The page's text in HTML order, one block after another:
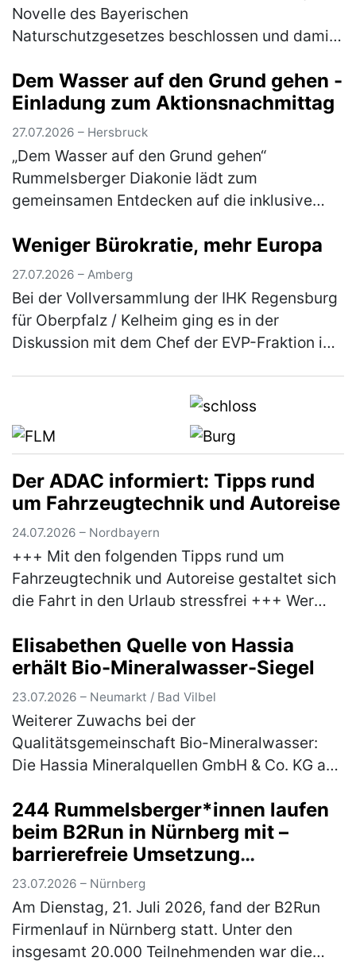
Novelle des Bayerischen
Naturschutzgesetzes beschlossen und damit
Landtag nach der Sommerpause freigemacht.
"Der B…(mehr)
Dem Wasser auf den Grund gehen -
Einladung zum Aktionsnachmittag
27.07.2026 – Hersbruck
„Dem Wasser auf den Grund gehen“
Rummelsberger Diakonie lädt zum
gemeinsamen Entdecken auf die inklusive
ein Dem Element Wasser gehen die
Teilnehmer*innen am Mitt…
Weniger Bürokratie, mehr Europa
27.07.2026 – Amberg
Bei der Vollversammlung der IHK Regensburg
für Oberpfalz / Kelheim ging es in der
Diskussion mit dem Chef der EVP-Fraktion im
Der ADAC informiert: Tipps rund
um Fahrzeugtechnik und Autoreise
24.07.2026 – Nordbayern
+++ Mit den folgenden Tipps rund um
Fahrzeugtechnik und Autoreise gestaltet sich
die Fahrt in den Urlaub stressfrei +++ Wer
Sommerferienbeginns nächste Woche mit
dem Aut…(mehr)
Elisabethen Quelle von Hassia
erhält Bio-Mineralwasser-Siegel
23.07.2026 – Neumarkt / Bad Vilbel
Weiterer Zuwachs bei der
Qualitätsgemeinschaft Bio-Mineralwasser:
Die Hassia Mineralquellen GmbH & Co. KG aus
Mineralwassermarke „Elisabethen Quelle“ das
begehrte…(mehr)
244 Rummelsberger*innen laufen
beim B2Run in Nürnberg mit –
barrierefreie Umsetzung
ermöglichte Rollstuhlfahrer*innen
Teilnahme am Firmenlauf
23.07.2026 – Nürnberg
Am Dienstag, 21. Juli 2026, fand der B2Run
Firmenlauf in Nürnberg statt. Unter den
insgesamt 20.000 Teilnehmenden war die